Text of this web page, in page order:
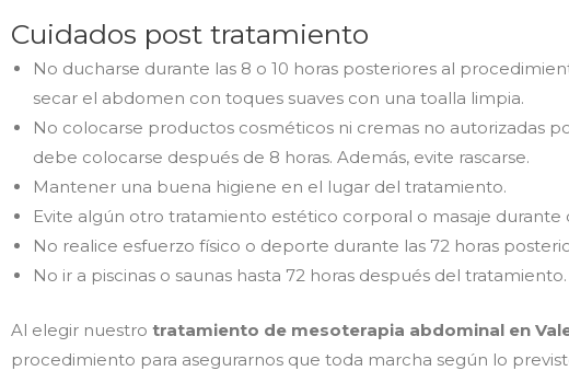
Cuidados post tratamiento
No ducharse durante las 8 o 10 horas posteriores al
secar el abdomen con toques suaves con una toalla limpia.
No colocarse productos cosméticos ni cremas no autorizadas
debe colocarse después de 8 horas. Además, evite rascarse.
Mantener una buena higiene en el lugar del tratamiento.
Evite algún otro tratamiento estético corporal o masaje
No realice esfuerzo físico o deporte durante las 72 horas
No ir a piscinas o saunas hasta 72 horas después del
Al elegir nuestro tratamiento de mesoterapia abdominal en
procedimiento para asegurarnos que toda marcha según lo